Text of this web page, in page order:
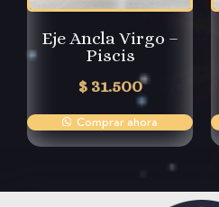
Eje Ancla Virgo –
Piscis
$ 31.500
Comprar ahora